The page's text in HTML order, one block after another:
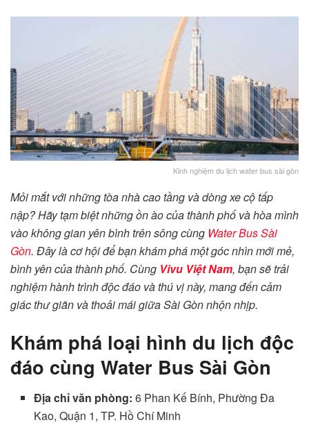
Kinh nghiệm du lịch water bus sài gòn
Mỏi mắt với những tòa nhà cao tầng và dòng xe cộ tấp
nập? Hãy tạm biệt những ồn ào của thành phố và hòa mình
vào không gian yên bình trên sông cùng Water Bus Sài
Gòn. Đây là cơ hội để bạn khám phá một góc nhìn mới mẻ,
bình yên của thành phố. Cùng Vivu Việt Nam, bạn sẽ trải
nghiệm hành trình độc đáo và thú vị này, mang đến cảm
giác thư giãn và thoải mái giữa Sài Gòn nhộn nhịp.
Khám phá loại hình du lịch độc
đáo cùng Water Bus Sài Gòn
Địa chỉ văn phòng: 6 Phan Kế Bính, Phường Đa
Kao, Quận 1, TP. Hồ Chí Minh